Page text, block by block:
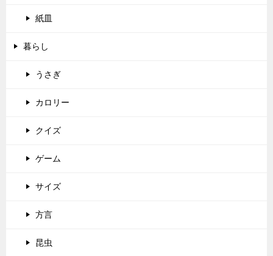
紙皿
暮らし
うさぎ
カロリー
クイズ
ゲーム
サイズ
方言
昆虫